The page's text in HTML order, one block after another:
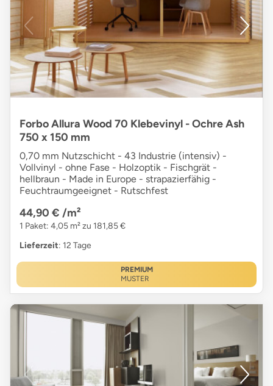
Forbo Allura Wood 70 Klebevinyl - Ochre Ash
750 x 150 mm
0,70 mm Nutzschicht - 43 Industrie (intensiv) -
Vollvinyl - ohne Fase - Holzoptik - Fischgrät -
hellbraun - Made in Europe - strapazierfähig -
Feuchtraumgeeignet - Rutschfest
44,90 € /m²
1 Paket: 4,05 m² zu 181,85 €
Lieferzeit: 12 Tage
PREMIUM
MUSTER